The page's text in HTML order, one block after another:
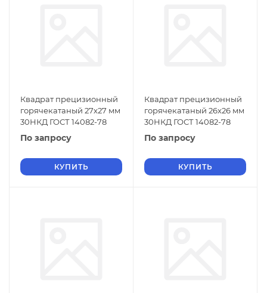
Квадрат прецизионный
горячекатаный 27х27 мм
30НКД ГОСТ 14082-78
По запросу
КУПИТЬ
Квадрат прецизионный
горячекатаный 26х26 мм
30НКД ГОСТ 14082-78
По запросу
КУПИТЬ